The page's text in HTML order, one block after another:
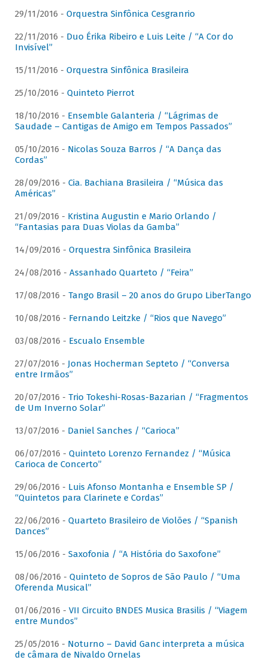
29/11/2016 - Orquestra Sinfônica Cesgranrio
22/11/2016 - Duo Érika Ribeiro e Luis Leite / “A Cor do
Invisível”
15/11/2016 - Orquestra Sinfônica Brasileira
25/10/2016 - Quinteto Pierrot
18/10/2016 - Ensemble Galanteria / “Lágrimas de
Saudade – Cantigas de Amigo em Tempos Passados”
05/10/2016 - Nicolas Souza Barros / “A Dança das
Cordas”
28/09/2016 - Cia. Bachiana Brasileira / “Música das
Américas”
21/09/2016 - Kristina Augustin e Mario Orlando /
“Fantasias para Duas Violas da Gamba”
14/09/2016 - Orquestra Sinfônica Brasileira
24/08/2016 - Assanhado Quarteto / “Feira”
17/08/2016 - Tango Brasil – 20 anos do Grupo LiberTango
10/08/2016 - Fernando Leitzke / “Rios que Navego”
03/08/2016 - Escualo Ensemble
27/07/2016 - Jonas Hocherman Septeto / “Conversa
entre Irmãos”
20/07/2016 - Trio Tokeshi-Rosas-Bazarian / “Fragmentos
de Um Inverno Solar”
13/07/2016 - Daniel Sanches / “Carioca”
06/07/2016 - Quinteto Lorenzo Fernandez / “Música
Carioca de Concerto”
29/06/2016 - Luis Afonso Montanha e Ensemble SP /
“Quintetos para Clarinete e Cordas”
22/06/2016 - Quarteto Brasileiro de Violões / “Spanish
Dances”
15/06/2016 - Saxofonia / “A História do Saxofone”
08/06/2016 - Quinteto de Sopros de São Paulo / “Uma
Oferenda Musical”
01/06/2016 - VII Circuito BNDES Musica Brasilis / “Viagem
entre Mundos”
25/05/2016 - Noturno – David Ganc interpreta a música
de câmara de Nivaldo Ornelas